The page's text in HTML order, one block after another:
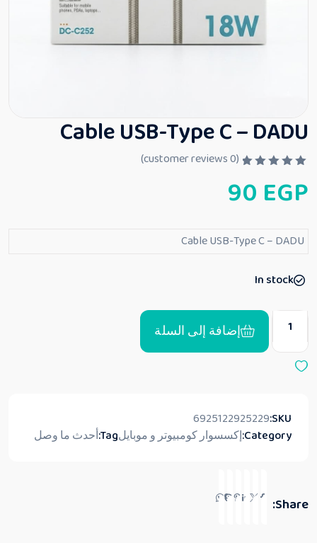
Cable USB-Type C – DADU
م
ا
ي
م
(
0
90 EGP
Cable USB-Type C – DADU
In stock
إضافة إلى السلة
SKU:
6925122925229
Category:إكسسوار كومبيوتر و موبايلTag:أحدث ما وصل
Share: